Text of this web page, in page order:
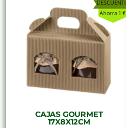
Ahorra 1 €
CAJAS GOURMET
17X8X12CM